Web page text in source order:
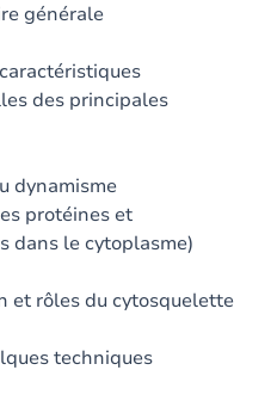
générale
des principales
dynamisme
protéines et
dans le cytoplasme)
et rôles du cytosquelette
techniques